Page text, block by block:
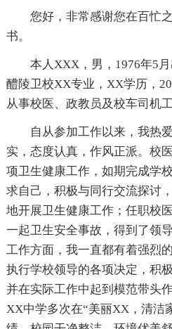
您好，非常感谢您在百忙
书。
本人XXX，男，1976年5
醴陵卫校XX专业，XX学历，
从事校医、政教员及校车司机工
自从参加工作以来，我热
实，态度认真，作风正派。校
项卫生健康工作，如期完成学
求自己，积极与同行交流探讨
地开展卫生健康工作；任职校
一起卫生安全事故，得到了领
工作方面，我一直都有着强烈
执行学校领导的各项决定，积
并在实际工作中起到模范带头
XX中学多次在“美丽XX，清洁